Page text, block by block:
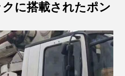
に搭載されたポン